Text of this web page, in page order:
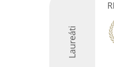
Laureáti